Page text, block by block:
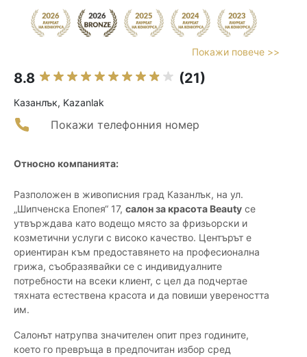
Покажи повече >>
8.8 (21)
Казанлък, Kazanlak
Покажи телефонния номер
Относно компанията:
Разположен в живописния град Казанлък, на ул.
„Шипченска Епопея“ 17, салон за красота Beauty се
утвърждава като водещо място за фризьорски и
козметични услуги с високо качество. Центърът е
ориентиран към предоставянето на професионална
грижа, съобразявайки се с индивидуалните
потребности на всеки клиент, с цел да подчертае
тяхната естествена красота и да повиши увереността
им.
Салонът натрупва значителен опит през годините,
което го превръща в предпочитан избор сред